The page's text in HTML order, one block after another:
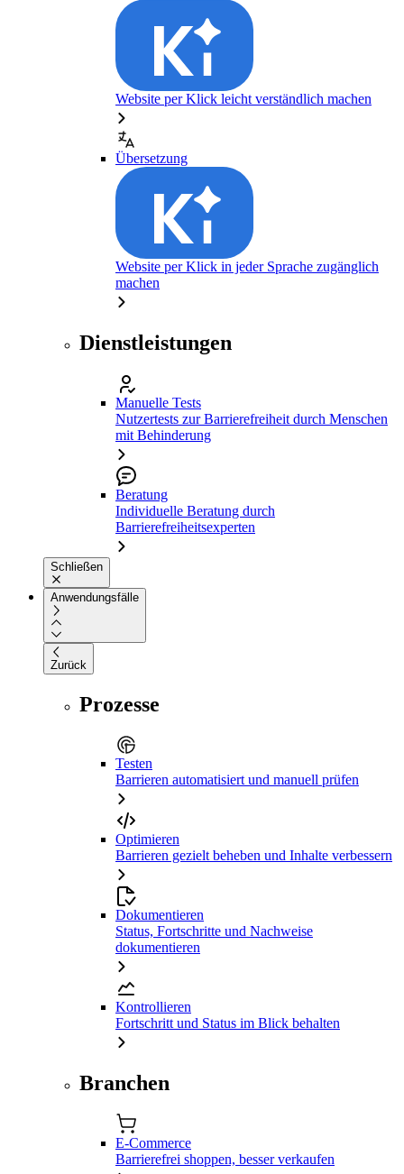
Website per Klick leicht verständlich machen
Übersetzung
Website per Klick in jeder Sprache zugänglich
machen
Dienstleistungen
Manuelle Tests
Nutzertests zur Barrierefreiheit durch Menschen
mit Behinderung
Beratung
Individuelle Beratung durch
Barrierefreiheitsexperten
Schließen
Anwendungsfälle
Zurück
Prozesse
Testen
Barrieren automatisiert und manuell prüfen
Optimieren
Barrieren gezielt beheben und Inhalte verbessern
Dokumentieren
Status, Fortschritte und Nachweise
dokumentieren
Kontrollieren
Fortschritt und Status im Blick behalten
Branchen
E-Commerce
Barrierefrei shoppen, besser verkaufen